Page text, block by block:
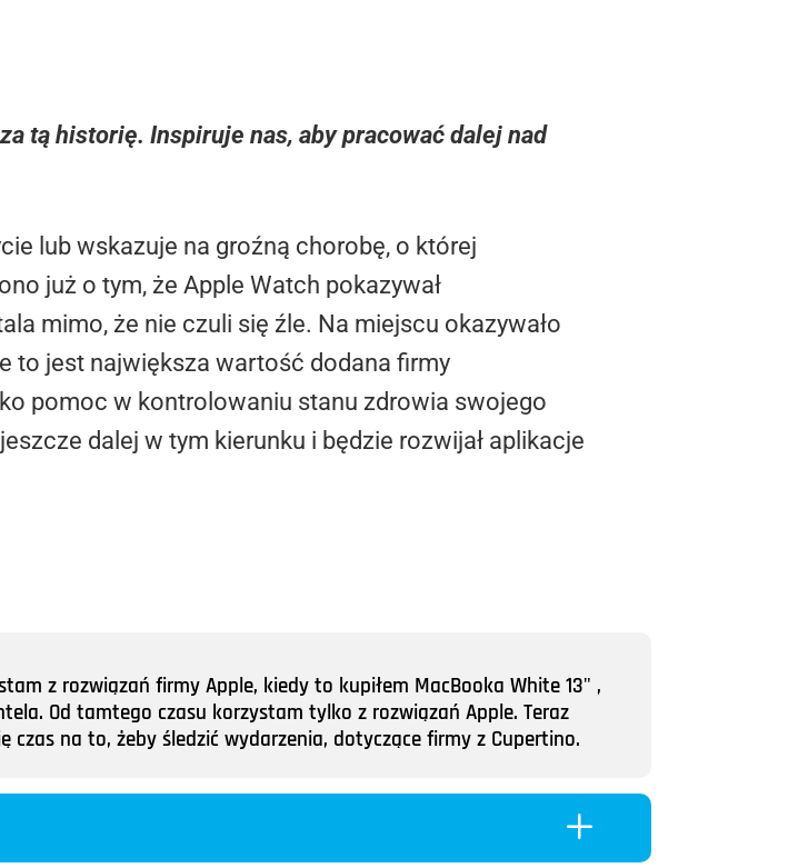
tą historię. Inspiruje nas, aby pracować dalej nad
lub wskazuje na groźną chorobę, o której
już o tym, że Apple Watch pokazywał
mimo, że nie czuli się źle. Na miejscu okazywało
to jest największa wartość dodana firmy
pomoc w kontrolowaniu stanu zdrowia swojego
dalej w tym kierunku i będzie rozwijał aplikacje
z rozwiązań firmy Apple, kiedy to kupiłem MacBooka White 13" ,
Od tamtego czasu korzystam tylko z rozwiązań Apple. Teraz
na to, żeby śledzić wydarzenia, dotyczące firmy z Cupertino.
L